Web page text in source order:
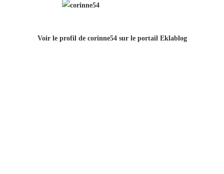
Voir le profil de corinne54sur le portail Eklablog